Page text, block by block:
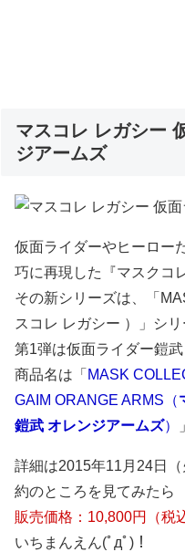
マスコレ レガシー
ジアームズ
仮面ライダーやヒーロー
巧に再現した『マスクコ
その新シリーズは、「
スコレ レガシー ）」シ
第1弾は仮面ライダー鎧武
商品名は「 MASK
GAIM ORANGE ARMS（
鎧武 オレンジアームズ）
詳細は2015年11月24日
約のところを見てみたら
販売価格：10,800円（税
いちまんえん(ﾟдﾟ)！